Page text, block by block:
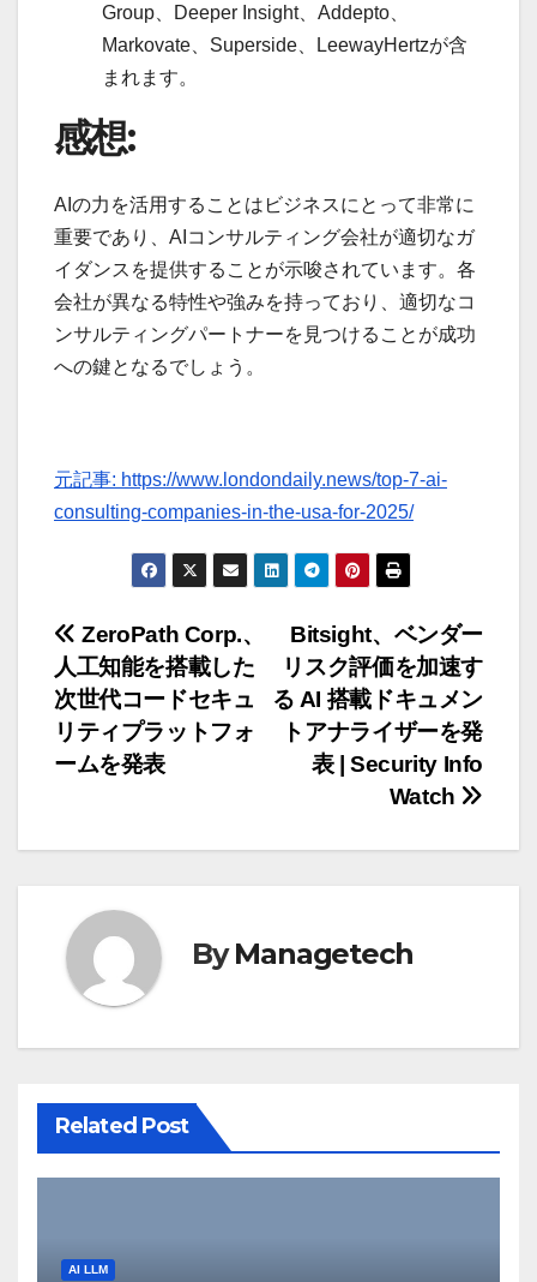
Group、Deeper Insight、Addepto、
Markovate、Superside、LeewayHertzが含
まれます。
感想:
AIの力を活用することはビジネスにとって非常に
重要であり、AIコンサルティング会社が適切なガ
イダンスを提供することが示唆されています。各
会社が異なる特性や強みを持っており、適切なコ
ンサルティングパートナーを見つけることが成功
への鍵となるでしょう。
元記事: https://www.londondaily.news/top-7-ai-
consulting-companies-in-the-usa-for-2025/
投
稿
ナ
ゲ
シ
ョ
ン
Bitsight、ベンダー
リスク評価を加速す
る AI 搭載ドキュメン
トアナライザーを発
表 | Security Info
Watch
ZeroPath Corp.、
人工知能を搭載した
次世代コードセキュ
リティプラットフォ
ームを発表
ByManagetech
Related Post
AI LLM